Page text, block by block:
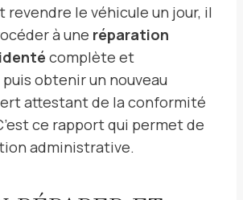
revendre le véhicule un jour, il
à une réparation
complète et
obtenir un nouveau
attestant de la conformité
ce rapport qui permet de
administrative.